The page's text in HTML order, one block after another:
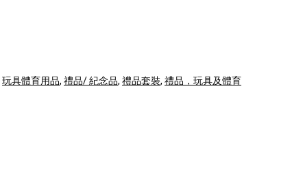
玩具體育用品, 禮品/ 紀念品, 禮品套裝, 禮品，玩具及體育